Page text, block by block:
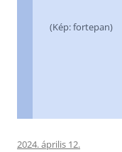
(Kép: fortepan)
2024. április 12.